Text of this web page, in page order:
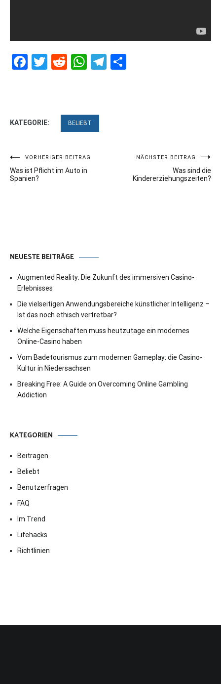
Facebook
Twitter
RedditWhatsApp
Telegram
KATEGORIE: BELIEBT
Beitragsnavigation
VORHERIGER BEITRAG
Was ist Pflicht im Auto in
Spanien?
NÄCHSTER BEITRAG
Was sind die
Kindererziehungszeiten?
NEUESTE BEITRÄGE
Augmented Reality: Die Zukunft des immersiven Casino-
Erlebnisses
Die vielseitigen Anwendungsbereiche künstlicher Intelligenz –
Ist das noch ethisch vertretbar?
Welche Eigenschaften muss heutzutage ein modernes
Online-Casino haben
Vom Badetourismus zum modernen Gameplay: die Casino-
Kultur in Niedersachsen
Breaking Free: A Guide on Overcoming Online Gambling
Addiction
KATEGORIEN
Beitragen
Beliebt
Benutzerfragen
FAQ
Im Trend
Lifehacks
Richtlinien